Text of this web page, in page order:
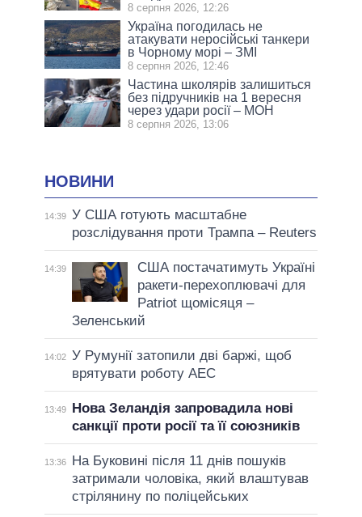
8 серпня 2026, 12:26
Україна погодилась не
атакувати неросійські танкери
в Чорному морі – ЗМІ
8 серпня 2026, 12:46
Частина школярів залишиться
без підручників на 1 вересня
через удари росії – МОН
8 серпня 2026, 13:06
НОВИНИ
14:39 У США готують масштабне
розслідування проти Трампа – Reuters
14:39
США постачатимуть Україні
ракети-перехоплювачі для
Patriot щомісяця –
Зеленський
14:02 У Румунії затопили дві баржі, щоб
врятувати роботу АЕС
13:49
Нова Зеландія запровадила нові
санкції проти росії та її союзників
13:36
На Буковині після 11 днів пошуків
затримали чоловіка, який влаштував
стрілянину по поліцейських